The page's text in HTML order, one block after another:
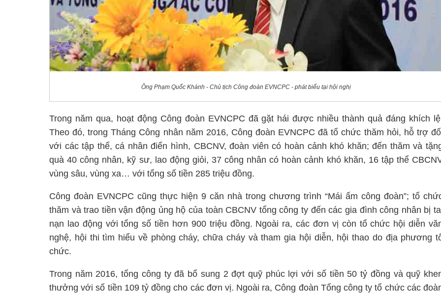
Ông Phạm Quốc Khánh - Chủ tịch Công đoàn EVNCPC - phát biểu tại hội nghị
Trong năm qua, hoạt động Công đoàn EVNCPC đã gặt hái được nhiều thành quả đáng khích
Theo đó, trong Tháng Công nhân năm 2016, Công đoàn EVNCPC đã tổ chức thăm hỏi, hỗ trợ
với các tập thể, cá nhân điển hình, CBCNV, đoàn viên có hoàn cảnh khó khăn; đến thăm và
quà 40 công nhân, kỹ sư, lao động giỏi, 37 công nhân có hoàn cảnh khó khăn, 16 tập thể
vùng sâu, vùng xa… với tổng số tiền 285 triệu đồng.
Công đoàn EVNCPC cũng thực hiện 9 căn nhà trong chương trình “Mái ấm công đoàn”; tổ
thăm và trao tiền vận động ủng hộ của toàn CBCNV tổng công ty đến các gia đình công nhân bị
nạn lao động với tổng số tiền hơn 900 triệu đồng. Ngoài ra, các đơn vị còn tổ chức hội diễn
nghệ, hội thi tìm hiểu về phòng cháy, chữa cháy và tham gia hội diễn, hội thao do địa phương
chức.
Trong năm 2016, tổng công ty đã bổ sung 2 đợt quỹ phúc lợi với số tiền 50 tỷ đồng và quỹ
thưởng với số tiền 109 tỷ đồng cho các đơn vị. Ngoài ra, Công đoàn Tổng công ty tổ chức các